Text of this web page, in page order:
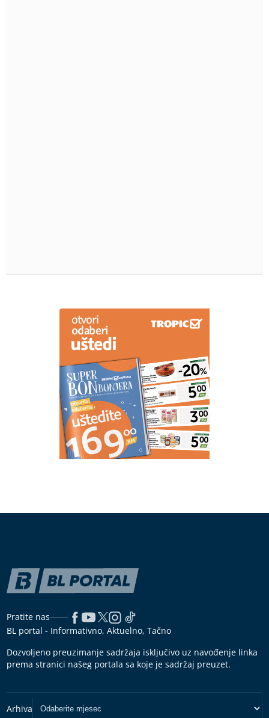
Pratite nas
BL portal - Informativno, Aktuelno, Tačno
Dozvoljeno preuzimanje sadržaja isključivo uz navođenje linka
prema stranici našeg portala sa koje je sadržaj preuzet.